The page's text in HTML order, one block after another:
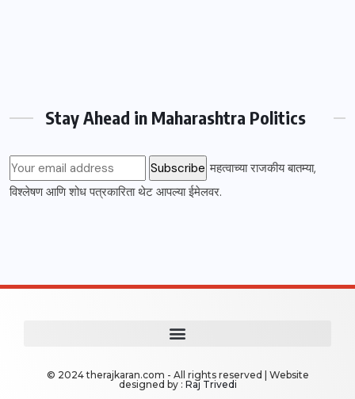
Stay Ahead in Maharashtra Politics
महत्वाच्या राजकीय बातम्या,
विश्लेषण आणि शोध पत्रकारिता थेट आपल्या ईमेलवर.
© 2024 therajkaran.com - All rights reserved | Website
designed by : Raj Trivedi